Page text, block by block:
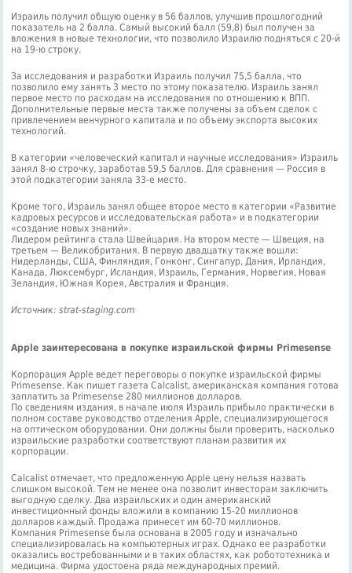
Израиль получил общую оценку в 56 баллов, улучшив прошлогодний
показатель на 2 балла. Самый высокий балл (59,8) был получен за
вложения в новые технологии, что позволило Израилю подняться с 20-й
на 19-ю строку.
За исследования и разработки Израиль получил 75,5 балла, что
позволило ему занять 3 место по этому показателю. Израиль занял
первое место по расходам на исследования по отношению к ВПП.
Дополнительные первые места также получены за объем сделок с
привлечением венчурного капитала и по объему экспорта высоких
технологий.
В категории «человеческий капитал и научные исследования» Израиль
занял 8-ю строчку, заработав 59,5 баллов. Для сравнения — Россия в
этой подкатегории заняла 33-е место.
Кроме того, Израиль занял общее второе место в категории «Развитие
кадровых ресурсов и исследовательская работа» и в подкатегории
«создание новых знаний».
Лидером рейтинга стала Швейцария. На втором месте — Швеция, на
третьем — Великобритания. В первую двадцатку также вошли:
Нидерланды, США, Финляндия, Гонконг, Сингапур, Дания, Ирландия,
Канада, Люксембург, Исландия, Израиль, Германия, Норвегия, Новая
Зеландия, Южная Корея, Австралия и Франция.
Источник: strat-staging.com
Apple заинтересована в покупке израильской фирмы Primesense
Корпорация Apple ведет переговоры о покупке израильской фирмы
Primesense. Как пишет газета Сalcalist, американская компания готова
заплатить за Primesense 280 миллионов долларов.
По сведениям издания, в начале июля Израиль прибыло практически в
полном составе руководство отделения Apple, специализирующегося
на оптическом оборудовании. Они должны были проверить, насколько
израильские разработки соответствуют планам развития их
корпорации.
Сalcalist отмечает, что предложенную Apple цену нельзя назвать
слишком высокой. Тем не менее она позволит инвесторам заключить
выгодную сделку. Два израильских и один американский
инвестиционный фонды вложили в компанию 15-20 миллионов
долларов каждый. Продажа принесет им 60-70 миллионов.
Компания Primesense была основана в 2005 году и изначально
специализировалась на компьютерных играх. Однако ее разработки
оказались востребованными и в таких областях, как робототехника и
медицина. Фирма удостоена ряда международных премий.